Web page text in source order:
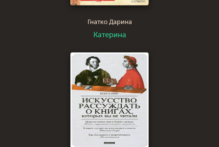
Гнатко Дарина
Катерина